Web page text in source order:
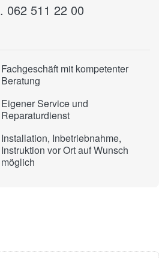
062 511 22 00
Fachgeschäft mit kompetenter
Beratung
Eigener Service und
Reparaturdienst
Installation, Inbetriebnahme,
Instruktion vor Ort auf Wunsch
möglich